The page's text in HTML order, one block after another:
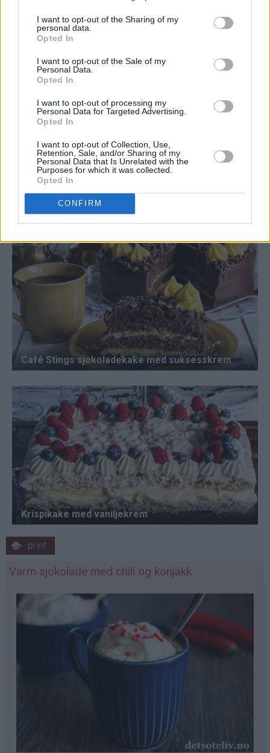
I want to opt-out of the Sharing of my
personal data.
Opted In
I want to opt-out of the Sale of my
Personal Data.
Opted In
I want to opt-out of processing my
Personal Data for Targeted Advertising.
Opted In
I want to opt-out of Collection, Use,
Retention, Sale, and/or Sharing of my
Personal Data that Is Unrelated with the
Purposes for which it was collected.
Opted In
CONFIRM
♥ ♥♥
print
Varm sjokolade med chili og konjakk